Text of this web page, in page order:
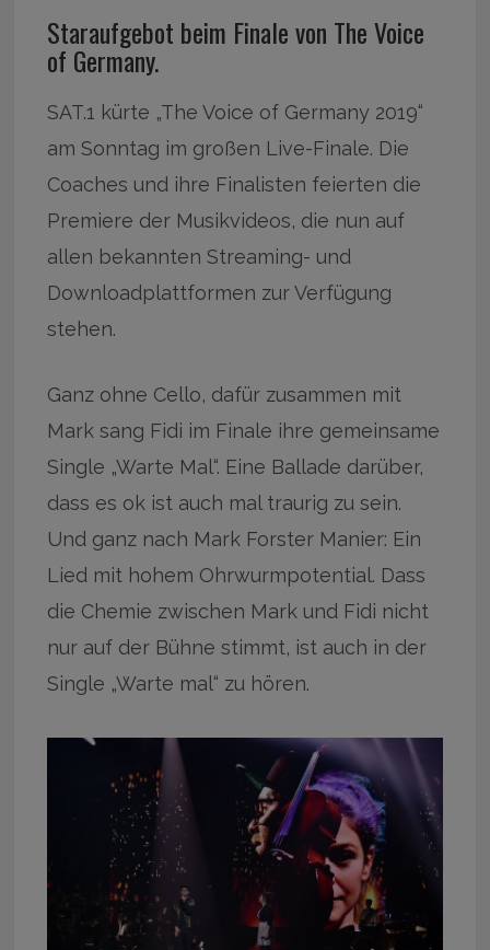
Staraufgebot beim Finale von The Voice
of Germany.
SAT.1 kürte „The Voice of Germany 2019“
am Sonntag im großen Live-Finale. Die
Coaches und ihre Finalisten feierten die
Premiere der Musikvideos, die nun auf
allen bekannten Streaming- und
Downloadplattformen zur Verfügung
stehen.
Ganz ohne Cello, dafür zusammen mit
Mark sang Fidi im Finale ihre gemeinsame
Single „Warte Mal“. Eine Ballade darüber,
dass es ok ist auch mal traurig zu sein.
Und ganz nach Mark Forster Manier: Ein
Lied mit hohem Ohrwurmpotential. Dass
die Chemie zwischen Mark und Fidi nicht
nur auf der Bühne stimmt, ist auch in der
Single „Warte mal“ zu hören.